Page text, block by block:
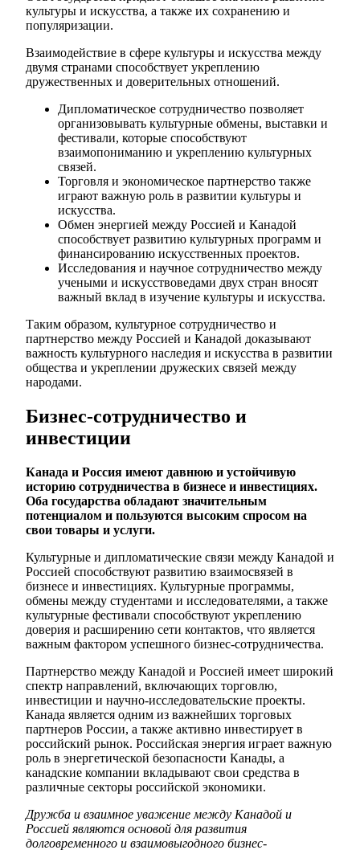
культуры и искусства, а также их сохранению и
популяризации.
Взаимодействие в сфере культуры и искусства между
двумя странами способствует укреплению
дружественных и доверительных отношений.
Дипломатическое сотрудничество позволяет
организовывать культурные обмены, выставки и
фестивали, которые способствуют
взаимопониманию и укреплению культурных
связей.
Торговля и экономическое партнерство также
играют важную роль в развитии культуры и
искусства.
Обмен энергией между Россией и Канадой
способствует развитию культурных программ и
финансированию искусственных проектов.
Исследования и научное сотрудничество между
учеными и искусствоведами двух стран вносят
важный вклад в изучение культуры и искусства.
Таким образом, культурное сотрудничество и
партнерство между Россией и Канадой доказывают
важность культурного наследия и искусства в развитии
общества и укреплении дружеских связей между
народами.
Бизнес-сотрудничество и
инвестиции
Канада и Россия имеют давнюю и устойчивую
историю сотрудничества в бизнесе и инвестициях.
Оба государства обладают значительным
потенциалом и пользуются высоким спросом на
свои товары и услуги.
Культурные и дипломатические связи между Канадой и
Россией способствуют развитию взаимосвязей в
бизнесе и инвестициях. Культурные программы,
обмены между студентами и исследователями, а также
культурные фестивали способствуют укреплению
доверия и расширению сети контактов, что является
важным фактором успешного бизнес-сотрудничества.
Партнерство между Канадой и Россией имеет широкий
спектр направлений, включающих торговлю,
инвестиции и научно-исследовательские проекты.
Канада является одним из важнейших торговых
партнеров России, а также активно инвестирует в
российский рынок. Российская энергия играет важную
роль в энергетической безопасности Канады, а
канадские компании вкладывают свои средства в
различные секторы российской экономики.
Дружба и взаимное уважение между Канадой и
Россией являются основой для развития
долговременного и взаимовыгодного бизнес-